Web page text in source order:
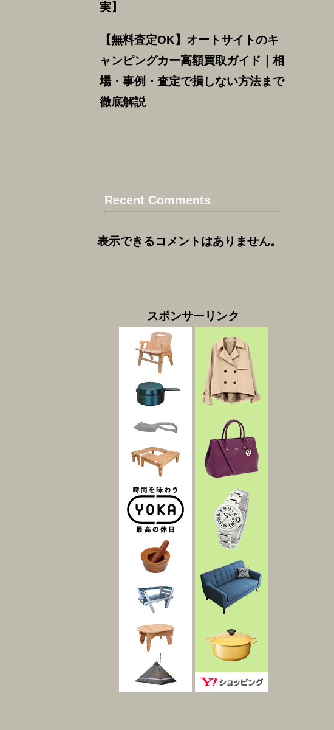
実】
【無料査定OK】オートサイトのキ
ャンピングカー高額買取ガイド｜相
場・事例・査定で損しない方法まで
徹底解説
Recent Comments
表示できるコメントはありません。
スポンサーリンク